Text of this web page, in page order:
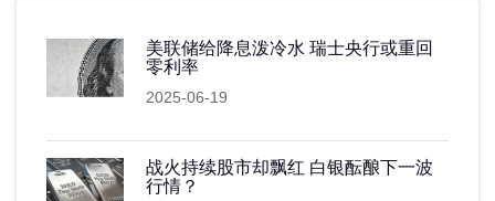
美联储给降息泼冷水 瑞士央行或重回
零利率
2025-06-19
战火持续股市却飘红 白银酝酿下一波
行情？